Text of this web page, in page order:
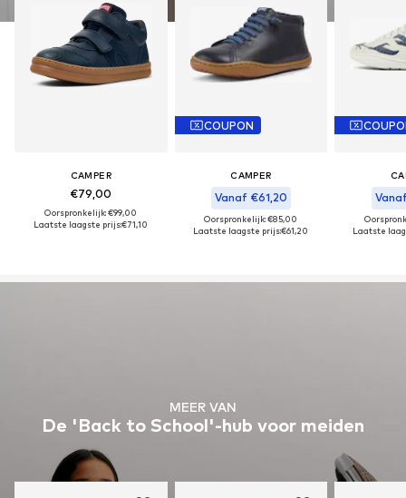
CAMPER
€79,00
Oorspronkelijk: €99,00
Laatste laagste prijs:€71,10
COUPON
CAMPER
Vanaf €61,20
Oorspronkelijk: €85,00
Laatste laagste prijs:€61,20
Laatste
MEER VAN
De 'Back to School'-hub voor meiden